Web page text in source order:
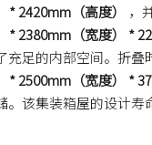
* 2420mm（高度） ，
* 2380mm（宽度） *
充足的内部空间。折叠
* 2500mm（宽度） *
。该集装箱屋的设计寿